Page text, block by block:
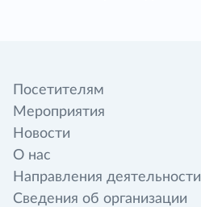
Посетителям
Мероприятия
Новости
О нас
Направления деятельности
Сведения об организации